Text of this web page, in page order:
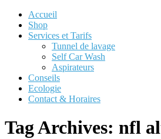
Accueil
Shop
Services et Tarifs
Tunnel de lavage
Self Car Wash
Aspirateurs
Conseils
Ecologie
Contact & Horaires
Tag Archives: nfl